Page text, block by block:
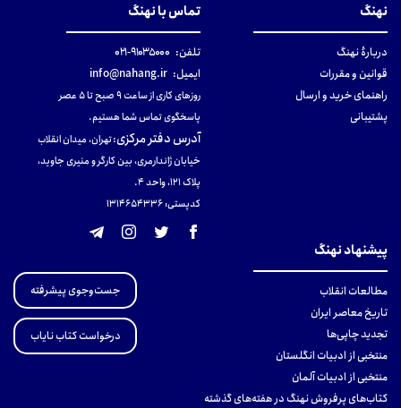
نهنگ
دربارهٔ نهنگ
قوانین و مقررات
راهنمای خرید و ارسال
پشتیبانی
تماس با نهنگ
تلفن: ۹۱۰۳۵۰۰۰-۰۲۱
ایمیل: info@nahang.ir
روزهای کاری از ساعت ۹ صبح تا ۵ عصر
پاسخگوی تماس شما هستیم.
آدرس دفتر مرکزی:تهران، میدان انقلاب
خیابان ژاندارمری، بین کارگر و منیری جاوید،
پلاک 121، واحد ۴.
کدپستی: 131465433۶
پیشنهاد نهنگ
مطالعات انقلاب
تاریخ معاصر ایران
تجدید چاپی‌ها
منتخبی از ادبیات انگلستان
منتخبی از ادبیات آلمان
کتاب‌های پرفروش نهنگ در هفته‌های گذشته
جست‌وجوی پیشرفته
درخواست کتاب نایاب